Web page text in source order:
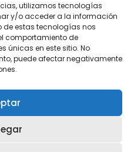
utilizamos tecnologías
y/o acceder a la información
de estas tecnologías nos
comportamiento de
únicas en este sitio. No
puede afectar negativamente